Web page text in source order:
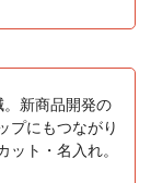
新商品開発の
プにもつながり
ット・名入れ。